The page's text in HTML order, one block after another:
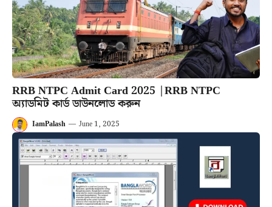
RRB NTPC Admit Card 2025 |RRB NTPC
অ্যাডমিট কার্ড ডাউনলোড করুন
IamPalash — June 1, 2025